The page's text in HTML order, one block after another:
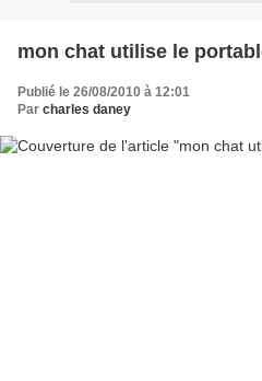
mon chat utilise le
Publié le 26/08/2010 à 12:01
Par charles daney